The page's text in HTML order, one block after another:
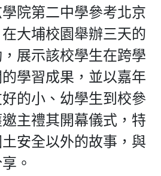
院第二中學參考北京
大埔校園舉辦三天的
展示該校學生在跨學
學習成果，並以嘉年
的小、幼學生到校參
主禮其開幕儀式，特
安全以外的故事，與
。